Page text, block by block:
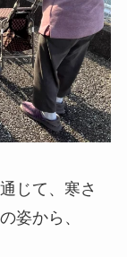
じて、寒さ
姿から、